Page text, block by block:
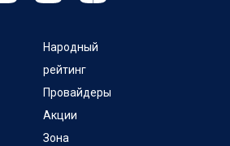
Народный
рейтинг
Провайдеры
Акции
Зона